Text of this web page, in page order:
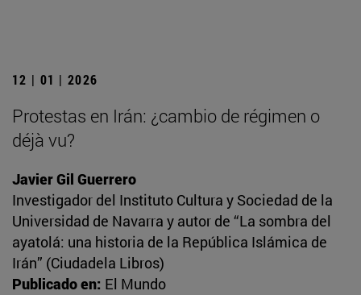
12 | 01 | 2026
Protestas en Irán: ¿cambio de régimen o
déjà vu?
Javier Gil Guerrero
Investigador del Instituto Cultura y Sociedad de la
Universidad de Navarra y autor de “La sombra del
ayatolá: una historia de la República Islámica de
Irán” (Ciudadela Libros)
Publicado en: El Mundo